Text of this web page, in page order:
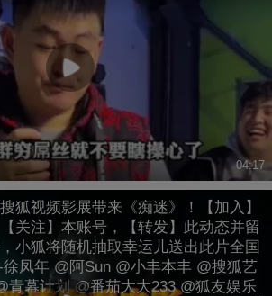
04:17
狐视频影展带来《痴迷》！【加入】
关注】本账号，【转发】此动态并留
小狐将随机抽取幸运儿送出此片全国
凤年 @阿Sun @小丰本丰 @搜狐艺
青幕计划 @番茄大大233 @狐友娱乐